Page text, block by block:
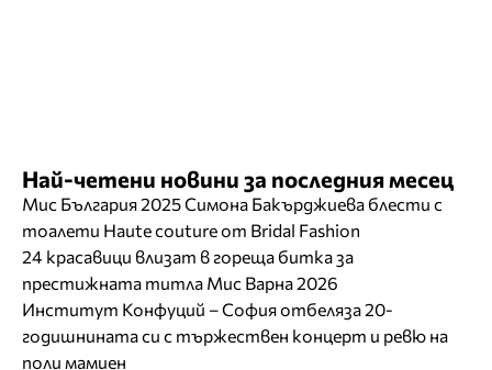
Най-четени новини за последния месец
Мис България 2025 Симона Бакърджиева блести с
тоалети Haute couture от Bridal Fashion
24 красавици влизат в гореща битка за
престижната титла Мис Варна 2026
Институт Конфуций – София отбеляза 20-
годишнината си с тържествен концерт и ревю на
поли мамиен